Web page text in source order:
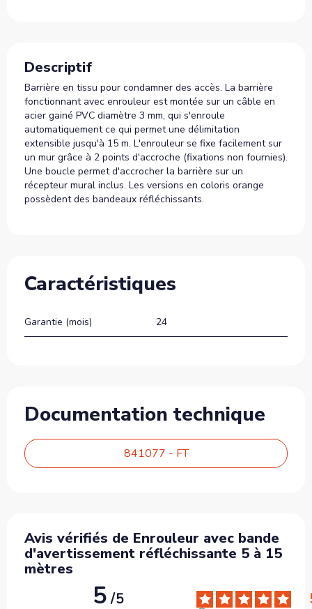
Descriptif
Barrière en tissu pour condamner des accès. La barrière
fonctionnant avec enrouleur est montée sur un câble en
acier gainé PVC diamètre 3 mm, qui s'enroule
automatiquement ce qui permet une délimitation
extensible jusqu'à 15 m. L'enrouleur se fixe facilement sur
un mur grâce à 2 points d'accroche (fixations non fournies).
Une boucle permet d'accrocher la barrière sur un
récepteur mural inclus. Les versions en coloris orange
possèdent des bandeaux réfléchissants.
Caractéristiques
Garantie (mois) 24
Documentation technique
841077 - FT
Avis vérifiés de Enrouleur avec bande
d'avertissement réfléchissante 5 à 15
mètres
5/5